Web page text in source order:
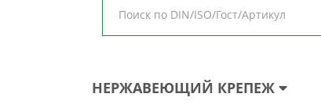
НЕРЖАВЕЮЩИЙ КРЕПЕЖ